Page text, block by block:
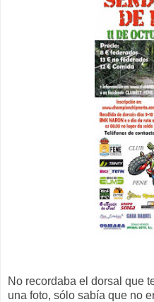
No recordaba el dorsal que
una foto, sólo sabía que no